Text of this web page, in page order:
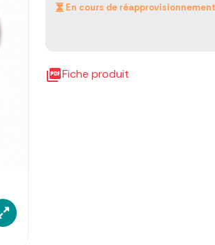
En cours de réapprovisionnement
Fiche produit